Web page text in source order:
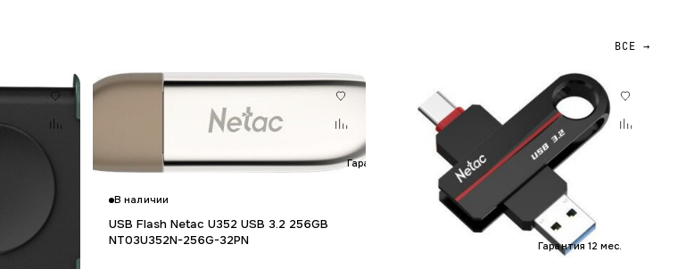
ВСЕ →
Гарантия 12 мес.
В наличии
USB Flash Netac U352 USB 3.2 256GB
NT03U352N-256G-32PN
Гарантия 12 мес.